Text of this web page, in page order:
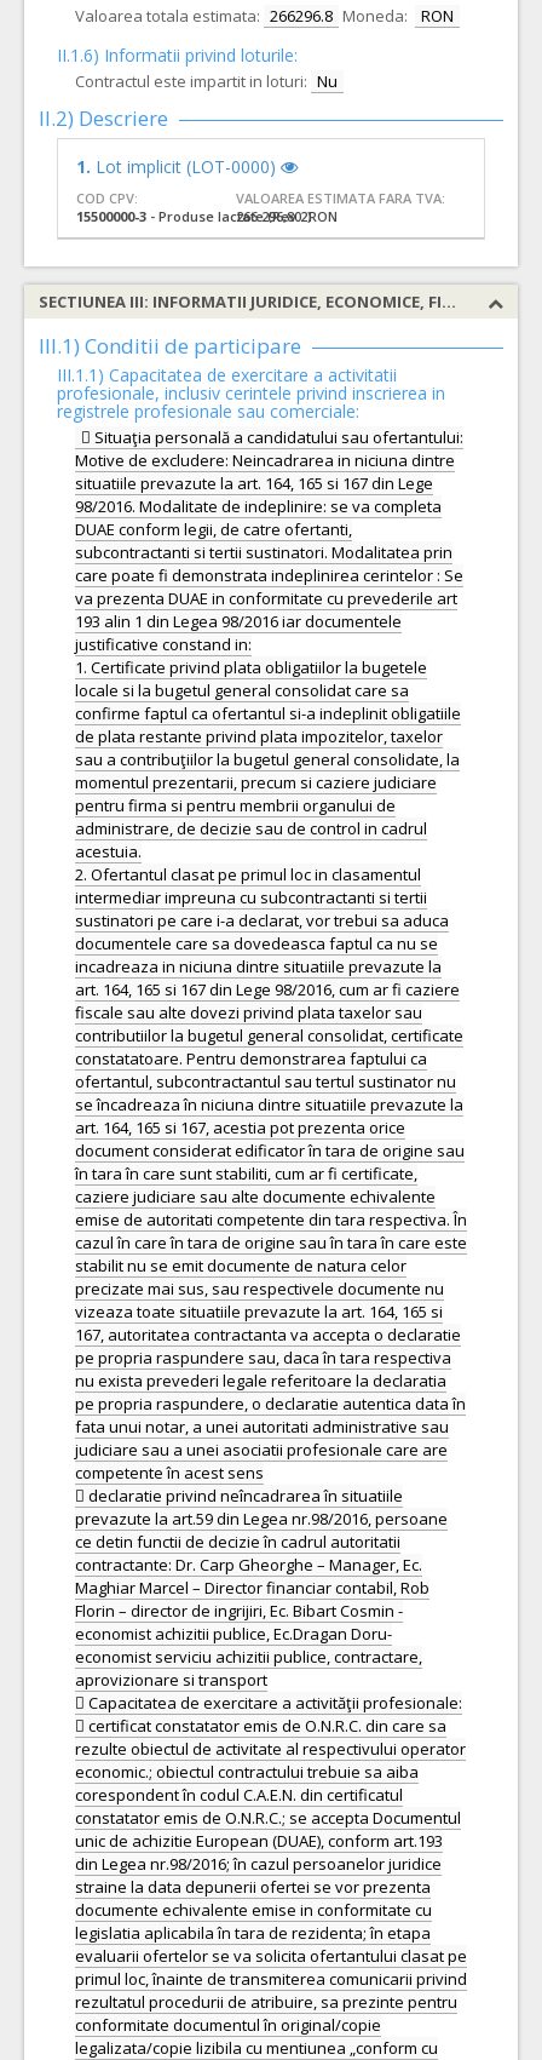
Valoarea totala estimata: 266296.8 Moneda: RON
II.1.6) Informatii privind loturile:
Contractul este impartit in loturi: Nu
II.2) Descriere
1. Lot implicit (LOT-0000)
COD CPV:
15500000-3 - Produse lactate (Rev.2)
VALOAREA ESTIMATA FARA TVA:
266.296,80 RON
SECTIUNEA III: INFORMATII JURIDICE, ECONOMICE, FINANCIARE SI TEHNICE
III.1) Conditii de participare
III.1.1) Capacitatea de exercitare a activitatii
profesionale, inclusiv cerintele privind inscrierea in
registrele profesionale sau comerciale:
 Situaţia personală a candidatului sau ofertantului:
Motive de excludere: Neincadrarea in niciuna dintre
situatiile prevazute la art. 164, 165 si 167 din Lege
98/2016. Modalitate de indeplinire: se va completa
DUAE conform legii, de catre ofertanti,
subcontractanti si tertii sustinatori. Modalitatea prin
care poate fi demonstrata indeplinirea cerintelor : Se
va prezenta DUAE in conformitate cu prevederile art
193 alin 1 din Legea 98/2016 iar documentele
justificative constand in:
1. Certificate privind plata obligatiilor la bugetele
locale si la bugetul general consolidat care sa
confirme faptul ca ofertantul si-a indeplinit obligatiile
de plata restante privind plata impozitelor, taxelor
sau a contribuţiilor la bugetul general consolidate, la
momentul prezentarii, precum si caziere judiciare
pentru firma si pentru membrii organului de
administrare, de decizie sau de control in cadrul
acestuia.
2. Ofertantul clasat pe primul loc in clasamentul
intermediar impreuna cu subcontractanti si tertii
sustinatori pe care i-a declarat, vor trebui sa aduca
documentele care sa dovedeasca faptul ca nu se
incadreaza in niciuna dintre situatiile prevazute la
art. 164, 165 si 167 din Lege 98/2016, cum ar fi caziere
fiscale sau alte dovezi privind plata taxelor sau
contributiilor la bugetul general consolidat, certificate
constatatoare. Pentru demonstrarea faptului ca
ofertantul, subcontractantul sau tertul sustinator nu
se încadreaza în niciuna dintre situatiile prevazute la
art. 164, 165 si 167, acestia pot prezenta orice
document considerat edificator în tara de origine sau
în tara în care sunt stabiliti, cum ar fi certificate,
caziere judiciare sau alte documente echivalente
emise de autoritati competente din tara respectiva. În
cazul în care în tara de origine sau în tara în care este
stabilit nu se emit documente de natura celor
precizate mai sus, sau respectivele documente nu
vizeaza toate situatiile prevazute la art. 164, 165 si
167, autoritatea contractanta va accepta o declaratie
pe propria raspundere sau, daca în tara respectiva
nu exista prevederi legale referitoare la declaratia
pe propria raspundere, o declaratie autentica data în
fata unui notar, a unei autoritati administrative sau
judiciare sau a unei asociatii profesionale care are
competente în acest sens
 declaratie privind neîncadrarea în situatiile
prevazute la art.59 din Legea nr.98/2016, persoane
ce detin functii de decizie în cadrul autoritatii
contractante: Dr. Carp Gheorghe – Manager, Ec.
Maghiar Marcel – Director financiar contabil, Rob
Florin – director de ingrijiri, Ec. Bibart Cosmin -
economist achizitii publice, Ec.Dragan Doru-
economist serviciu achizitii publice, contractare,
aprovizionare si transport
 Capacitatea de exercitare a activităţii profesionale:
 certificat constatator emis de O.N.R.C. din care sa
rezulte obiectul de activitate al respectivului operator
economic.; obiectul contractului trebuie sa aiba
corespondent în codul C.A.E.N. din certificatul
constatator emis de O.N.R.C.; se accepta Documentul
unic de achizitie European (DUAE), conform art.193
din Legea nr.98/2016; în cazul persoanelor juridice
straine la data depunerii ofertei se vor prezenta
documente echivalente emise in conformitate cu
legislatia aplicabila în tara de rezidenta; în etapa
evaluarii ofertelor se va solicita ofertantului clasat pe
primul loc, înainte de transmiterea comunicarii privind
rezultatul procedurii de atribuire, sa prezinte pentru
conformitate documentul în original/copie
legalizata/copie lizibila cu mentiunea „conform cu